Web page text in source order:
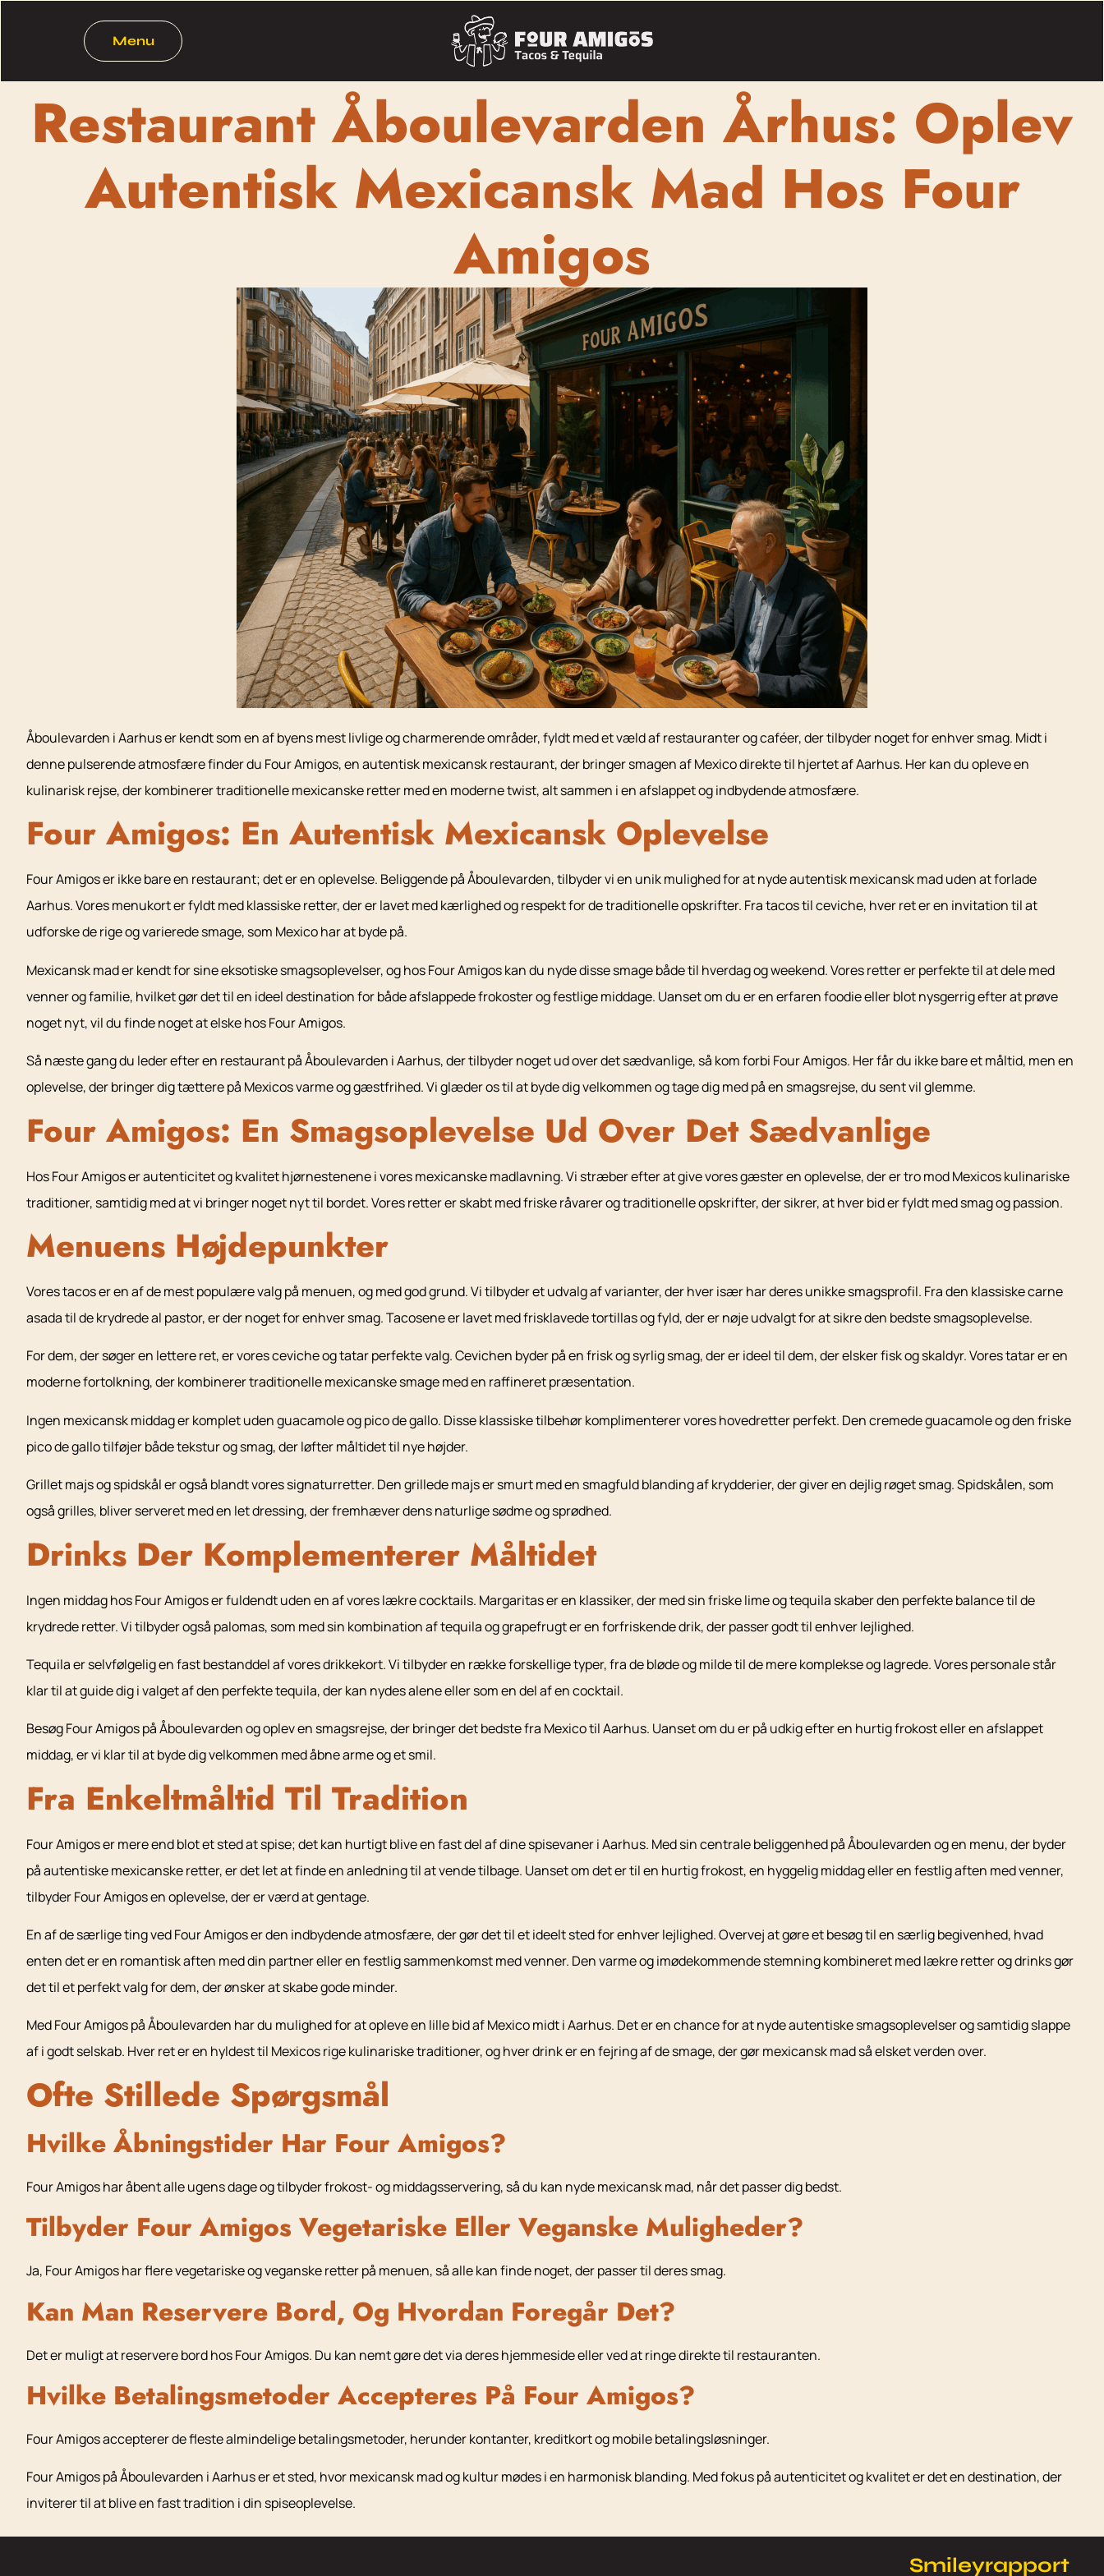
Menu
Restaurant Åboulevarden Århus: Oplev
Autentisk Mexicansk Mad Hos Four
Amigos
Åboulevarden i Aarhus er kendt som en af byens mest livlige og charmerende områder, fyldt med et væld af restauranter og caféer, der tilbyder noget for enhver smag. Midt i
denne pulserende atmosfære finder du Four Amigos, en autentisk mexicansk restaurant, der bringer smagen af Mexico direkte til hjertet af Aarhus. Her kan du opleve en
kulinarisk rejse, der kombinerer traditionelle mexicanske retter med en moderne twist, alt sammen i en afslappet og indbydende atmosfære.
Four Amigos: En Autentisk Mexicansk Oplevelse
Four Amigos er ikke bare en restaurant; det er en oplevelse. Beliggende på Åboulevarden, tilbyder vi en unik mulighed for at nyde autentisk mexicansk mad uden at forlade
Aarhus. Vores menukort er fyldt med klassiske retter, der er lavet med kærlighed og respekt for de traditionelle opskrifter. Fra tacos til ceviche, hver ret er en invitation til at
udforske de rige og varierede smage, som Mexico har at byde på.
Mexicansk mad er kendt for sine eksotiske smagsoplevelser, og hos Four Amigos kan du nyde disse smage både til hverdag og weekend. Vores retter er perfekte til at dele med
venner og familie, hvilket gør det til en ideel destination for både afslappede frokoster og festlige middage. Uanset om du er en erfaren foodie eller blot nysgerrig efter at prøve
noget nyt, vil du finde noget at elske hos Four Amigos.
Så næste gang du leder efter en restaurant på Åboulevarden i Aarhus, der tilbyder noget ud over det sædvanlige, så kom forbi Four Amigos. Her får du ikke bare et måltid, men en
oplevelse, der bringer dig tættere på Mexicos varme og gæstfrihed. Vi glæder os til at byde dig velkommen og tage dig med på en smagsrejse, du sent vil glemme.
Four Amigos: En Smagsoplevelse Ud Over Det Sædvanlige
Hos Four Amigos er autenticitet og kvalitet hjørnestenene i vores mexicanske madlavning. Vi stræber efter at give vores gæster en oplevelse, der er tro mod Mexicos kulinariske
traditioner, samtidig med at vi bringer noget nyt til bordet. Vores retter er skabt med friske råvarer og traditionelle opskrifter, der sikrer, at hver bid er fyldt med smag og passion.
Menuens Højdepunkter
Vores tacos er en af de mest populære valg på menuen, og med god grund. Vi tilbyder et udvalg af varianter, der hver især har deres unikke smagsprofil. Fra den klassiske carne
asada til de krydrede al pastor, er der noget for enhver smag. Tacosene er lavet med frisklavede tortillas og fyld, der er nøje udvalgt for at sikre den bedste smagsoplevelse.
For dem, der søger en lettere ret, er vores ceviche og tatar perfekte valg. Cevichen byder på en frisk og syrlig smag, der er ideel til dem, der elsker fisk og skaldyr. Vores tatar er en
moderne fortolkning, der kombinerer traditionelle mexicanske smage med en raffineret præsentation.
Ingen mexicansk middag er komplet uden guacamole og pico de gallo. Disse klassiske tilbehør komplimenterer vores hovedretter perfekt. Den cremede guacamole og den friske
pico de gallo tilføjer både tekstur og smag, der løfter måltidet til nye højder.
Grillet majs og spidskål er også blandt vores signaturretter. Den grillede majs er smurt med en smagfuld blanding af krydderier, der giver en dejlig røget smag. Spidskålen, som
også grilles, bliver serveret med en let dressing, der fremhæver dens naturlige sødme og sprødhed.
Drinks Der Komplementerer Måltidet
Ingen middag hos Four Amigos er fuldendt uden en af vores lækre cocktails. Margaritas er en klassiker, der med sin friske lime og tequila skaber den perfekte balance til de
krydrede retter. Vi tilbyder også palomas, som med sin kombination af tequila og grapefrugt er en forfriskende drik, der passer godt til enhver lejlighed.
Tequila er selvfølgelig en fast bestanddel af vores drikkekort. Vi tilbyder en række forskellige typer, fra de bløde og milde til de mere komplekse og lagrede. Vores personale står
klar til at guide dig i valget af den perfekte tequila, der kan nydes alene eller som en del af en cocktail.
Besøg Four Amigos på Åboulevarden og oplev en smagsrejse, der bringer det bedste fra Mexico til Aarhus. Uanset om du er på udkig efter en hurtig frokost eller en afslappet
middag, er vi klar til at byde dig velkommen med åbne arme og et smil.
Fra Enkeltmåltid Til Tradition
Four Amigos er mere end blot et sted at spise; det kan hurtigt blive en fast del af dine spisevaner i Aarhus. Med sin centrale beliggenhed på Åboulevarden og en menu, der byder
på autentiske mexicanske retter, er det let at finde en anledning til at vende tilbage. Uanset om det er til en hurtig frokost, en hyggelig middag eller en festlig aften med venner,
tilbyder Four Amigos en oplevelse, der er værd at gentage.
En af de særlige ting ved Four Amigos er den indbydende atmosfære, der gør det til et ideelt sted for enhver lejlighed. Overvej at gøre et besøg til en særlig begivenhed, hvad
enten det er en romantisk aften med din partner eller en festlig sammenkomst med venner. Den varme og imødekommende stemning kombineret med lækre retter og drinks gør
det til et perfekt valg for dem, der ønsker at skabe gode minder.
Med Four Amigos på Åboulevarden har du mulighed for at opleve en lille bid af Mexico midt i Aarhus. Det er en chance for at nyde autentiske smagsoplevelser og samtidig slappe
af i godt selskab. Hver ret er en hyldest til Mexicos rige kulinariske traditioner, og hver drink er en fejring af de smage, der gør mexicansk mad så elsket verden over.
Ofte Stillede Spørgsmål
Hvilke Åbningstider Har Four Amigos?
Four Amigos har åbent alle ugens dage og tilbyder frokost- og middagsservering, så du kan nyde mexicansk mad, når det passer dig bedst.
Tilbyder Four Amigos Vegetariske Eller Veganske Muligheder?
Ja, Four Amigos har flere vegetariske og veganske retter på menuen, så alle kan finde noget, der passer til deres smag.
Kan Man Reservere Bord, Og Hvordan Foregår Det?
Det er muligt at reservere bord hos Four Amigos. Du kan nemt gøre det via deres hjemmeside eller ved at ringe direkte til restauranten.
Hvilke Betalingsmetoder Accepteres På Four Amigos?
Four Amigos accepterer de fleste almindelige betalingsmetoder, herunder kontanter, kreditkort og mobile betalingsløsninger.
Four Amigos på Åboulevarden i Aarhus er et sted, hvor mexicansk mad og kultur mødes i en harmonisk blanding. Med fokus på autenticitet og kvalitet er det en destination, der
inviterer til at blive en fast tradition i din spiseoplevelse.
Smileyrapport